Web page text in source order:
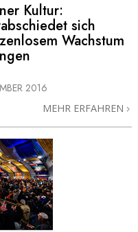
Kultur:
sich
Wachstum
2016
MEHR ERFAHREN